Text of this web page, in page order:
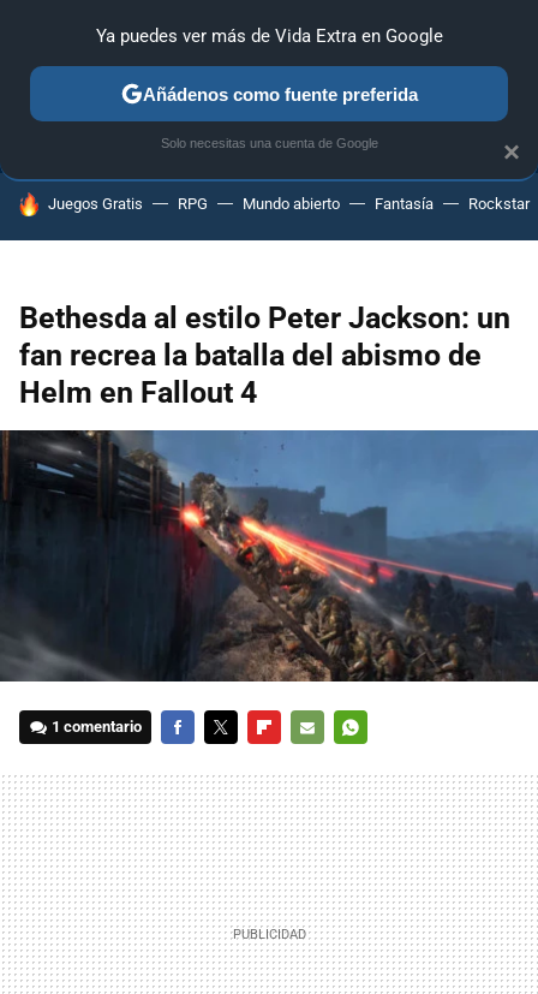
ANÁLISIS GUÍAS Y TRUCOS PC SONY NINTENDO
HOY SE HABLA DE
Juegos Gratis RPG Mundo abierto Fantasía Rockstar
Bethesda al estilo Peter Jackson: un
fan recrea la batalla del abismo de
Helm en Fallout 4
1 comentario
MAIL
×
Ya puedes ver más de Vida Extra en Google
Añádenos como fuente preferida
Solo necesitas una cuenta de Google